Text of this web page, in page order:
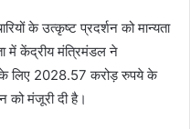
के उत्कृष्ट प्रदर्शन को मान्यता
में केंद्रीय मंत्रिमंडल ने
के लिए 2028.57 करोड़ रुपये के
को मंजूरी दी है।